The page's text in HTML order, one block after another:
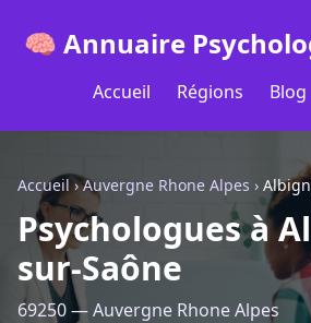
🧠 Annuaire
Accueil Régions Blog
Accueil ›Auvergne Rhone Alpes ›
Psychologues à
sur-Saône
69250 — Auvergne Rhone Alpes